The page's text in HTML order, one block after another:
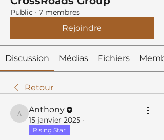
Public · 7 membres
Rejoindre
Discussion Médias Fichiers
Retour
Anthony
Anthony
15 janvier 2025 ·
Rising Star